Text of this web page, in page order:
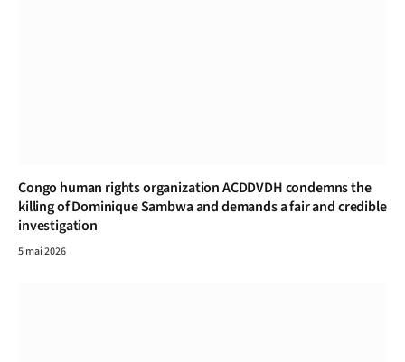
Congo human rights organization ACDDVDH condemns the
killing of Dominique Sambwa and demands a fair and credible
investigation
5 mai 2026